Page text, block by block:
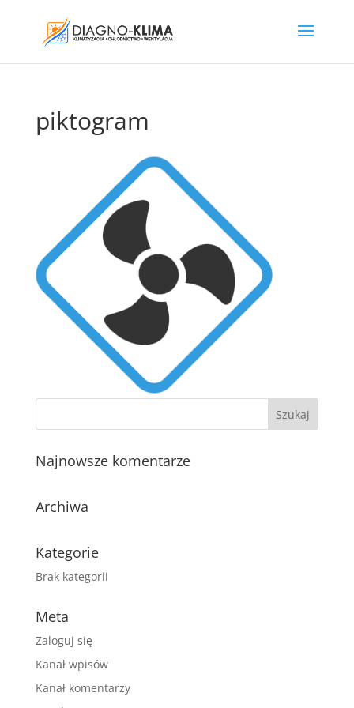
piktogram
Najnowsze komentarze
Archiwa
Kategorie
Brak kategorii
Meta
Zaloguj się
Kanał wpisów
Kanał komentarzy